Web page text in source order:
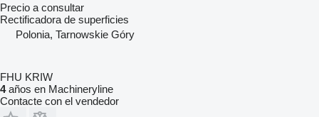
Precio a consultar
Rectificadora de superficies
Polonia, Tarnowskie Góry
FHU KRIW
4años en Machineryline
Contacte con el vendedor